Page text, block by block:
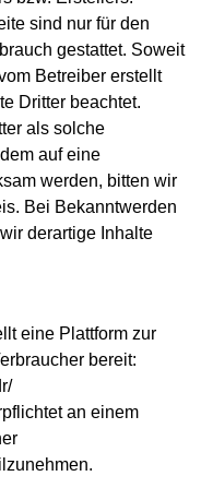
sind nur für den
gestattet. Soweit
Betreiber erstellt
Dritter beachtet.
als solche
auf eine
werden, bitten wir
Bei Bekanntwerden
derartige Inhalte
eine Plattform zur
bereit:
an einem